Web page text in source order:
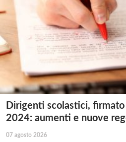
Dirigenti scolastici,
2024: aumenti e nuove
07 agosto 2026